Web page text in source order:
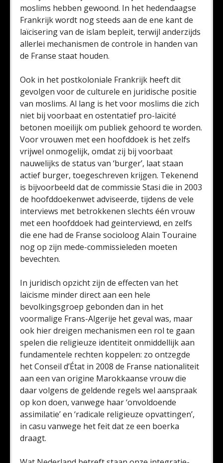
moslims hebben gewoond. In het hedendaagse
Frankrijk wordt nog steeds aan de ene kant de
laïcisering van de islam bepleit, terwijl anderzijds
allerlei mechanismen de controle in handen van
de Franse staat houden.
Ook in het postkoloniale Frankrijk heeft dit
gevolgen voor de culturele en juridische positie
van moslims. Al lang is het voor moslims die zich
niet bij voorbaat en ostentatief pro-laïcité
betonen moeilijk om publiek gehoord te worden.
Voor vrouwen met een hoofddoek is het zelfs
vrijwel onmogelijk, omdat zij bij voorbaat
nauwelijks de status van ‘burger’, laat staan
actief burger, toegeschreven krijgen. Tekenend
is bijvoorbeeld dat de commissie Stasi die in 2003
de hoofddoekenwet adviseerde, tijdens de vele
interviews met betrokkenen slechts één vrouw
met een hoofddoek had geinterviewd, en zelfs
die ene had de Franse socioloog Alain Touraine
nog op zijn mede-commissieleden moeten
bevechten.
In juridisch opzicht zijn de effecten van het
laïcisme minder direct aan een hele
bevolkingsgroep gebonden dan in het
voormalige Frans-Algerije het geval was, maar
ook hier dreigen mechanismen een rol te gaan
spelen die religieuze identiteit onmiddellijk aan
fundamentele rechten koppelen: zo ontzegde
het Conseil d’État in 2008 de Franse nationaliteit
aan een van origine Marokkaanse vrouw die
daar volgens de geldende regels wel aanspraak
op kon doen, vanwege haar ‘onvoldoende
assimilatie’ en ‘radicale religieuze opvattingen’,
in casu vanwege het feit dat ze een boerka
draagt.